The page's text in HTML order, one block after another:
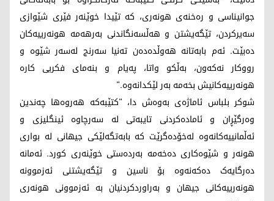
جوانیناسی و رەخنەی هونەری، کە تێیدا خوێنەر فێری شێوازی
سەیرکردن، تێگەیشتن و هەڵسەنگاندنی بەرهەمە هونەرییەکان
دەبێت. ئەم بابەتانە هەوڵدەدەن تەنیا سەرنج لەسەر شێوە و
رووکار نەکەون، بەڵکو واتا، پەیام و بنەمای فکریی کارە
هونەرییەکانیش بخەمە بەر لێکدانەوە."
شوکر بلباس ئاماژەی بەوەش دا، "کتێبەکە هەروەها چەندین
وەرگێڕان و ئامادەکردنی تایبەتی لە سەرچاوە ئینگلیزی و
ئەڵمانییەکانەوە لەخۆدەگرێت کە بابەتگەلێکی جیهانی لە بواری
هونەر و شێوەکاری دەخەمە بەردەستی خوێنەری کورد. ئەمانە
دەرگایەک دەکەنەوە بۆ ناسین و تێگەیشتنی ئەزموونە
هونەرییەکانی جیهان و بەراوردکردنیان بە ئەزموونی هونەری